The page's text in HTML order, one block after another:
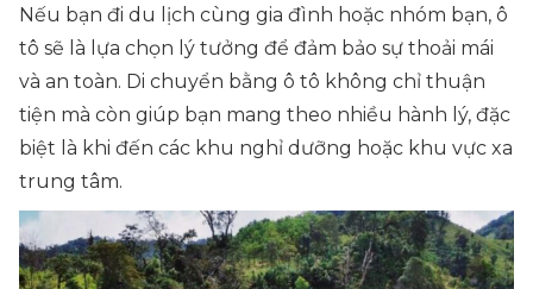
Nếu bạn đi du lịch cùng gia đình hoặc nhóm bạn, ô
tô sẽ là lựa chọn lý tưởng để đảm bảo sự thoải mái
và an toàn. Di chuyển bằng ô tô không chỉ thuận
tiện mà còn giúp bạn mang theo nhiều hành lý, đặc
biệt là khi đến các khu nghỉ dưỡng hoặc khu vực xa
trung tâm.